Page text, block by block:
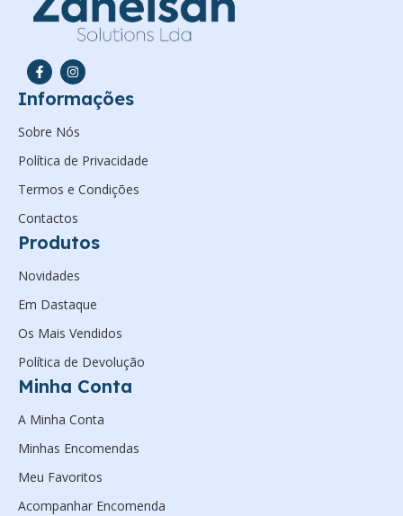
Informações
Sobre Nós
Política de Privacidade
Termos e Condições
Contactos
Produtos
Novidades
Em Dastaque
Os Mais Vendidos
Política de Devolução
Minha Conta
A Minha Conta
Minhas Encomendas
Meu Favoritos
Acompanhar Encomenda